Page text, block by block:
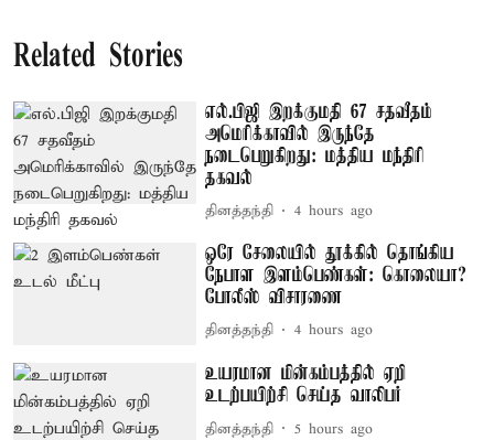
Related Stories
எல்.பிஜி இறக்குமதி 67 சதவீதம்
அமெரிக்காவில் இருந்தே
நடைபெறுகிறது: மத்திய மந்திரி
தகவல்
தினத்தந்தி 4 hours ago
ஒரே சேலையில் தூக்கில் தொங்கிய
நேபாள இளம்பெண்கள்: கொலையா?
போலீஸ் விசாரணை
தினத்தந்தி 4 hours ago
உயரமான மின்கம்பத்தில் ஏறி
உடற்பயிற்சி செய்த வாலிபர்
தினத்தந்தி 5 hours ago